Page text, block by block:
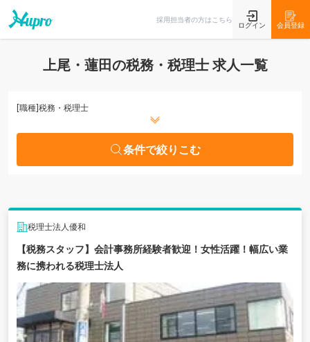
採用担当者の方はこちら
ログイン 会員登録
上尾・蓮田の税務・税理士 求人一覧
[職種]税務・税理士
条件で絞りこむ
税理士法人優和
【税務スタッフ】会計事務所経験者歓迎！女性活躍！幅広い業
務に携われる税理士法人